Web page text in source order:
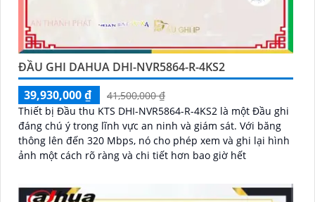
ĐẦU GHI DAHUA DHI-NVR5864-R-4KS2
39,930,000 ₫
41,500,000 ₫
Thiết bị Đầu thu KTS DHI-NVR5864-R-4KS2 là một Đầu ghi
đáng chú ý trong lĩnh vực an ninh và giám sát. Với băng
thông lên đến 320 Mbps, nó cho phép xem và ghi lại hình
ảnh một cách rõ ràng và chi tiết hơn bao giờ hết